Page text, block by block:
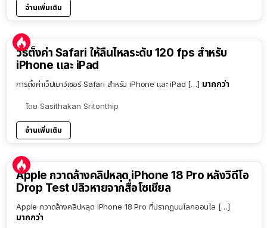
อ่านเพิ่มเติม
วิธีตั้งค่า Safari ให้ลื่นไหลระดับ 120 fps สำหรับ
iPhone และ iPad
การตั้งค่าเว็ปเบาว์เซอร์ Safari สำหรับ iPhone และ iPad […] มากกว่า
โดย Sasithakan Sritonthip
อ่านเพิ่มเติม
Apple กวาดล้างคลิปหลุด iPhone 18 Pro หลังวิดีโอ
Drop Test ปลิวหายจากสื่อโซเชียล
Apple กวาดล้างคลิปหลุด iPhone 18 Pro ที่ปรากฏบนโลกออนไล […]
มากกว่า